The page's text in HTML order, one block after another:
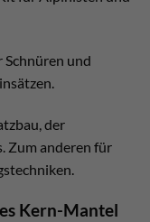
Schnüren und
der
Zum anderen für
Kern-Mantel